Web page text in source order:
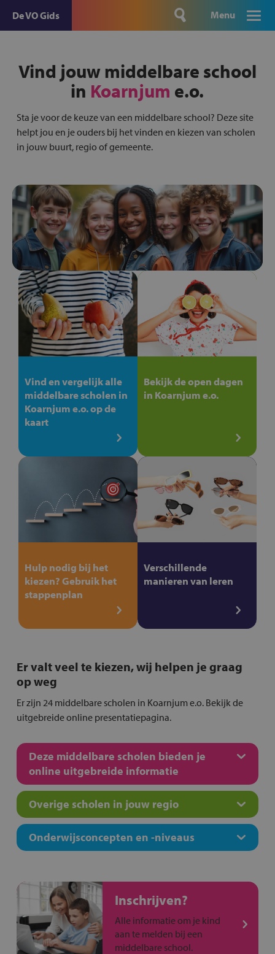
De VO Gids Menu
Vind jouw middelbare school
in Koarnjum e.o.
Sta je voor de keuze van een middelbare school? Deze site
helpt jou en je ouders bij het vinden en kiezen van scholen
in jouw buurt, regio of gemeente.
Vind en vergelijk alle
middelbare scholen in
Koarnjum e.o. op de
kaart
Bekijk de open dagen
in Koarnjum e.o.
Hulp nodig bij het
kiezen? Gebruik het
stappenplan
Verschillende
manieren van leren
Er valt veel te kiezen, wij helpen je graag
op weg
Er zijn 24 middelbare scholen in Koarnjum e.o. Bekijk de
uitgebreide online presentatiepagina.
Deze middelbare scholen bieden je
online uitgebreide informatie
Overige scholen in jouw regio
Onderwijsconcepten en -niveaus
Inschrijven?
Alle informatie om je kind
aan te melden bij een
middelbare school.